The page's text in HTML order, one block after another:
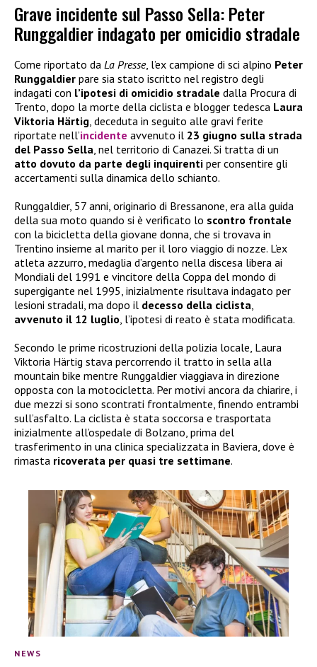
Grave incidente sul Passo Sella: Peter
Runggaldier indagato per omicidio stradale
Come riportato da La Presse, l’ex campione di sci alpino Peter
Runggaldier pare sia stato iscritto nel registro degli
indagati con l’ipotesi di omicidio stradale dalla Procura di
Trento, dopo la morte della ciclista e blogger tedesca Laura
Viktoria Härtig, deceduta in seguito alle gravi ferite
riportate nell’incidente avvenuto il 23 giugno sulla strada
del Passo Sella, nel territorio di Canazei. Si tratta di un
atto dovuto da parte degli inquirenti per consentire gli
accertamenti sulla dinamica dello schianto.
Runggaldier, 57 anni, originario di Bressanone, era alla guida
della sua moto quando si è verificato lo scontro frontale
con la bicicletta della giovane donna, che si trovava in
Trentino insieme al marito per il loro viaggio di nozze. L’ex
atleta azzurro, medaglia d’argento nella discesa libera ai
Mondiali del 1991 e vincitore della Coppa del mondo di
supergigante nel 1995, inizialmente risultava indagato per
lesioni stradali, ma dopo il decesso della ciclista,
avvenuto il 12 luglio, l’ipotesi di reato è stata modificata.
Secondo le prime ricostruzioni della polizia locale, Laura
Viktoria Härtig stava percorrendo il tratto in sella alla
mountain bike mentre Runggaldier viaggiava in direzione
opposta con la motocicletta. Per motivi ancora da chiarire, i
due mezzi si sono scontrati frontalmente, finendo entrambi
sull’asfalto. La ciclista è stata soccorsa e trasportata
inizialmente all’ospedale di Bolzano, prima del
trasferimento in una clinica specializzata in Baviera, dove è
rimasta ricoverata per quasi tre settimane.
NEWS